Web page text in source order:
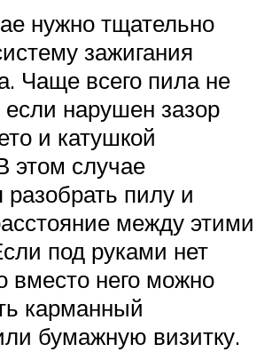
нужно тщательно
зажигания
Чаще всего пила не
если нарушен зазор
и катушкой
этом случае
разобрать пилу и
между этими
под руками нет
вместо него можно
карманный
бумажную визитку.